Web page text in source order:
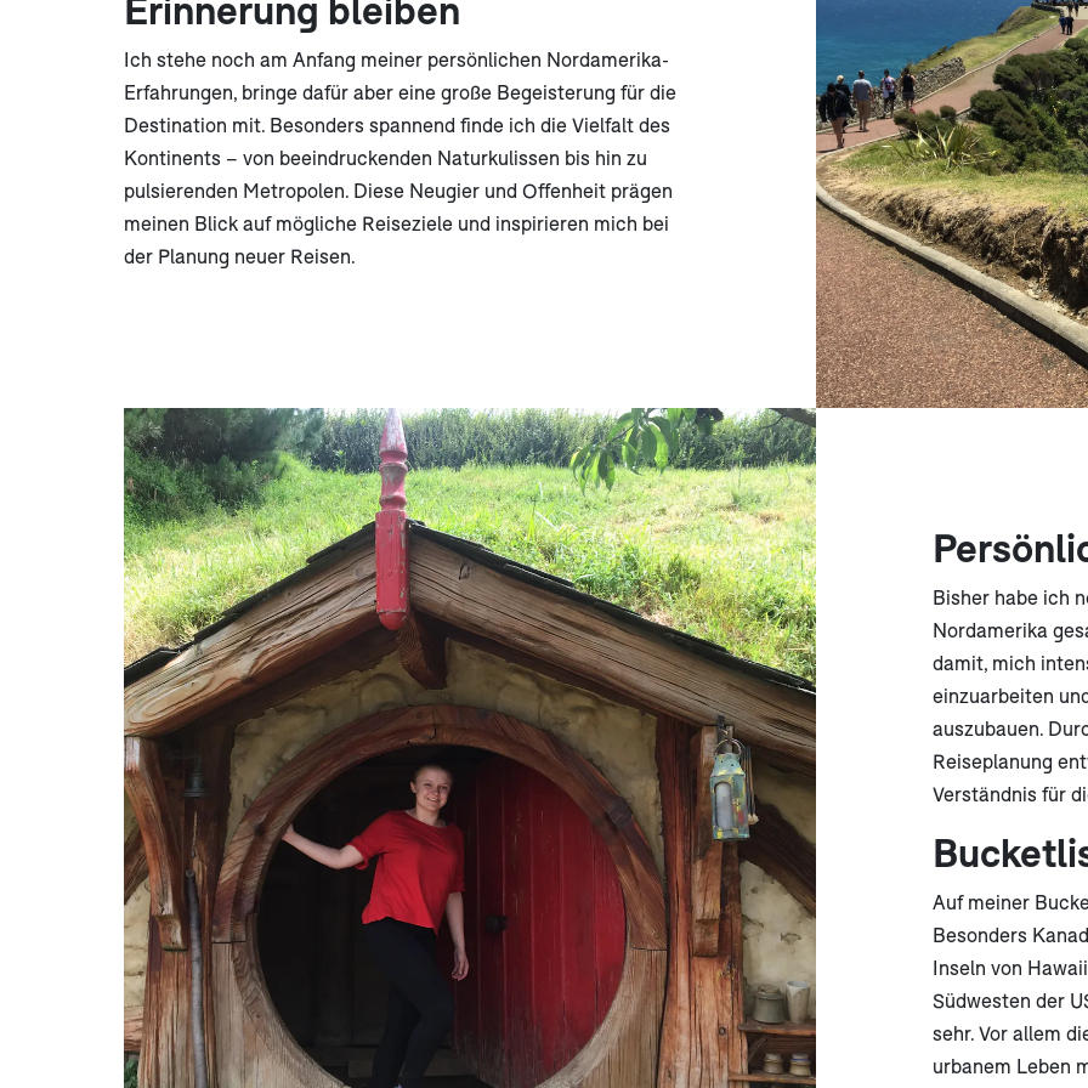
Erinnerung bleiben
Ich stehe noch am Anfang meiner persönlichen Nordamerika-
Erfahrungen, bringe dafür aber eine große Begeisterung für die
Destination mit. Besonders spannend finde ich die Vielfalt des
Kontinents – von beeindruckenden Naturkulissen bis hin zu
pulsierenden Metropolen. Diese Neugier und Offenheit prägen
meinen Blick auf mögliche Reiseziele und inspirieren mich bei
der Planung neuer Reisen.
Bisher habe ich
Nordamerika
damit, mich
einzuarbeiten
auszubauen.
Reiseplanung
Verständnis für
Auf meiner
Besonders
Inseln von
Südwesten der
sehr. Vor allem
urbanem Leben